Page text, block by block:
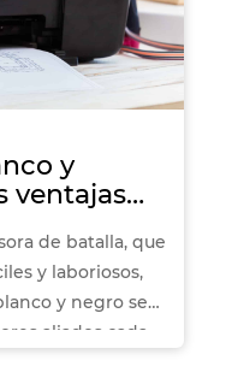
y
ventajas
de batalla, que
y laboriosos,
y negro se
aliados cada